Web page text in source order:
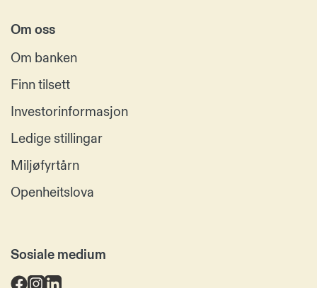
Om oss
Om banken
Finn tilsett
Investorinformasjon
Ledige stillingar
Miljøfyrtårn
Openheitslova
Sosiale medium